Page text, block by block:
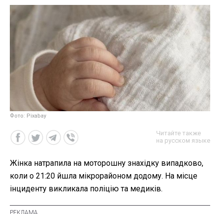
Фото: Pixabay
Читайте также
на русском языке
Жінка натрапила на моторошну знахідку випадково,
коли о 21:20 йшла мікрорайоном додому. На місце
інциденту викликала поліцію та медиків.